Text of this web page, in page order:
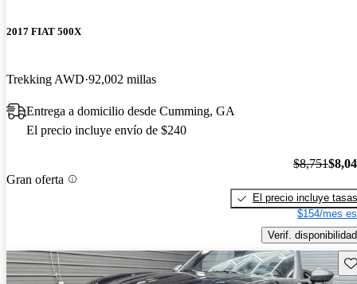
2017 FIAT 500X
Trekking AWD 92,002 millas
Entrega a domicilio desde Cumming, GA
El precio incluye envío de $240
Gran oferta
$8,751
El precio incluye tasas
$154/mes
Verif. disponibilidad